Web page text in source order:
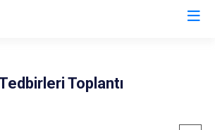
Toplantı